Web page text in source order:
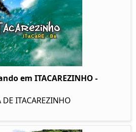
em ITACAREZINHO -
ITACAREZINHO